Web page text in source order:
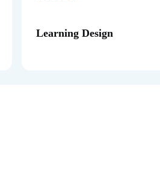
Learning Design